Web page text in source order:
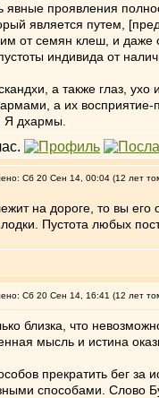
явные проявления
является путем,
от семян клеш, и даже
индивида от
а также глаз,
а их
Я дхармы.
Сб 20 Сен 14, 00:04 (12 лет
на дороге, то вы
Пустота любых
Сб 20 Сен 14, 16:41 (12 лет
близка, что
мысль и истина
прекратить бег за
способами. Слово